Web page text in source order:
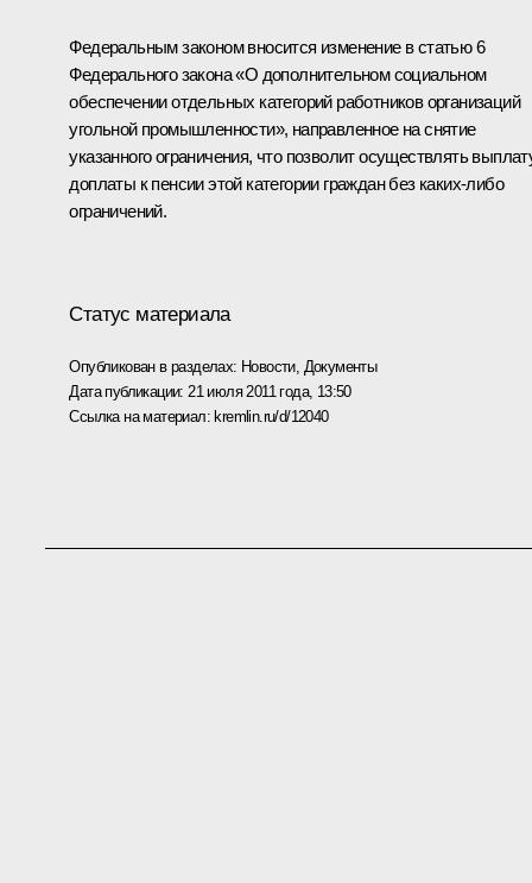
Федеральным законом вносится изменение в статью 6
Федерального закона «О дополнительном социальном
обеспечении отдельных категорий работников организаций
угольной промышленности», направленное на снятие
указанного ограничения, что позволит осуществлять
доплаты к пенсии этой категории граждан без каких‑либо
ограничений.
Статус материала
Опубликован в разделах: Новости, Документы
Дата публикации: 21 июля 2011 года, 13:50
Ссылка на материал: kremlin.ru/d/12040